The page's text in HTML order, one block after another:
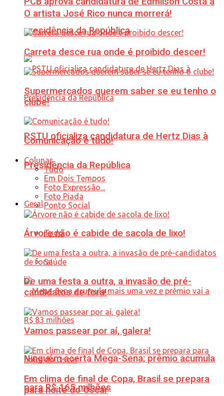
presidência da República
PSTU oficializa candidatura de Hertz Dias à
Presidência da República
Geral
Tudo
Saúde
Ninguém acerta Mega-Sena; prêmio acumula
para R$ 165 milhões
O artista José Rico nunca morrerá!
Carreta desce rua onde é proibido descer!
Supermercados querem saber se eu tenho o
clube!
Comunicação é tudo!
Colunas
Tudo
Em Dois Tempos
Foto Expressão...
Foto Piada
Ponto Social
Árvore não é cabide de sacola de lixo!
De uma festa a outra, a invasão de pré-
candidatos de fora!
Vamos passear por aí, galera!
Em clima de final de Copa, Brasil se prepara
para noite do Oscar